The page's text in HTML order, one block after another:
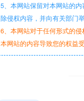
5、本网站保留对本网站的
除侵权内容，并向有关部门举
6、本网站对于任何形式的
本网站的内容导致您的权益